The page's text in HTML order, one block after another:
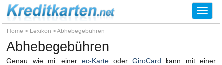
Home > Lexikon >Abhebegebühren
Abhebegebühren
Genau wie mit einerec-Karte oder GiroCard
kann mit einer